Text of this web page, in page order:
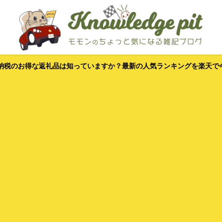
税のお得な返礼品は知っていますか？最新の人気ランキングを楽天で